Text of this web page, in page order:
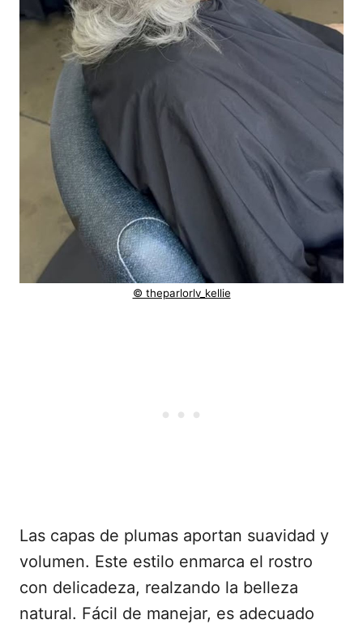
© theparlorlv_kellie
Las capas de plumas aportan suavidad y
volumen. Este estilo enmarca el rostro
con delicadeza, realzando la belleza
natural. Fácil de manejar, es adecuado